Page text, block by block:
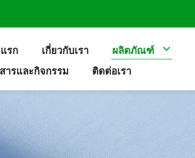
รก เกี่ยวกับเรา ผลิตภัณฑ์
ารและกิจกรรม
ติดต่อเรา